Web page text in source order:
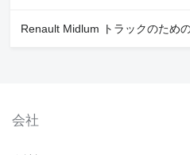
Renault Midlum トラックのため
会社